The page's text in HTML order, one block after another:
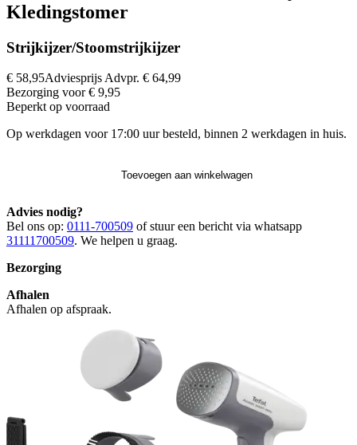
Kledingstomer
Strijkijzer/Stoomstrijkijzer
€ 58,95Adviesprijs Advpr. € 64,99
Bezorging voor € 9,95
Beperkt op voorraad
Op werkdagen voor 17:00 uur besteld, binnen 2 werkdagen in huis.
Toevoegen aan winkelwagen
Advies nodig?
Bel ons op: 0111-700509 of stuur een bericht via whatsapp
31111700509. We helpen u graag.
Bezorging
Afhalen
Afhalen op afspraak.